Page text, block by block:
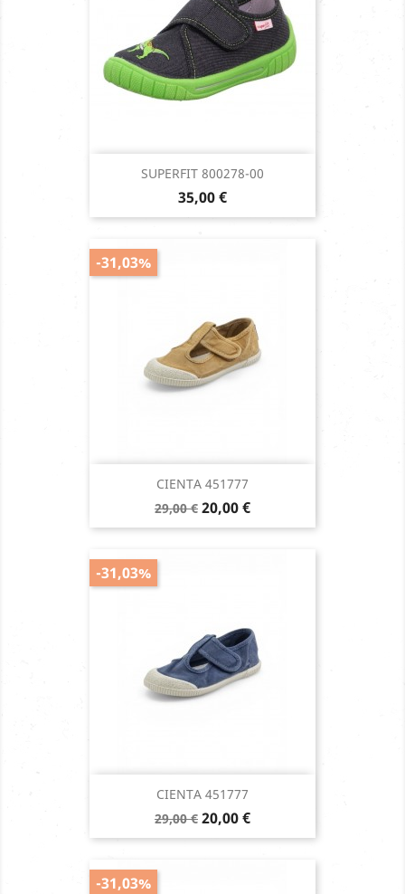
SUPERFIT 800278-00
Prix
35,00 €
CIENTA 451777
Prix
de
29,00 € Prix
20,00 €
-31,03%
CIENTA 451777
Prix
de
29,00 € Prix
20,00 €
-31,03%
-31,03%